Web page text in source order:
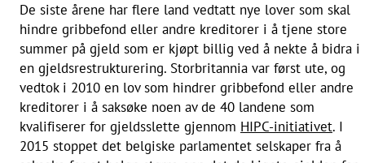
De siste årene har flere land vedtatt nye lover som skal
hindre gribbefond eller andre kreditorer i å tjene store
summer på gjeld som er kjøpt billig ved å nekte å bidra i
en gjeldsrestrukturering. Storbritannia var først ute, og
vedtok i 2010 en lov som hindrer gribbefond eller andre
kreditorer i å saksøke noen av de 40 landene som
kvalifiserer for gjeldsslette gjennom HIPC-initiativet. I
2015 stoppet det belgiske parlamentet selskaper fra å